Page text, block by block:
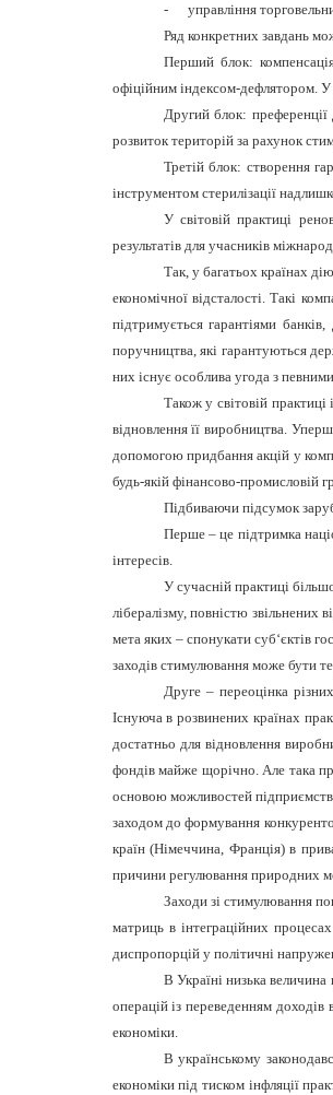
-
управління
Ряд конкретних завдань
Перший блок:
офіційним індексом-дефлятором. У
Другий блок: преференції
розвиток територій за рахунок
Третій блок: створення
інструментом стерилізації
У світовій практиці
результатів для учасників
Так, у багатьох країнах
економічної відсталості. Такі
підтримується гарантіями
поручництва, які гарантуються
них існує особлива угода з
Також у світовій
відновлення її виробництва.
допомогою придбання акцій у
будь-якій фінансово-промисловій
Підбиваючи підсумок
Перше – це підтримка
інтересів.
У сучасній практиці
лібералізму, повністю
мета яких – спонукати суб‘єктів
заходів стимулювання може бути
Друге – переоцінка
Існуюча в розвинених країнах
достатньо для відновлення
фондів майже щорічно. Але така
основою можливостей
заходом до формування
країн (Німеччина, Франція) в
причини регулювання природних
Заходи зі стимулювання
матриць в інтеграційних
диспропорцій у політичні
В Україні низька величина
операцій із переведенням доходів
економіки.
В українському
економіки під тиском інфляції